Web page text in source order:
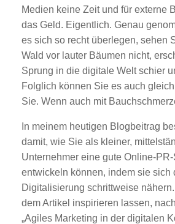
Medien keine Zeit und für externe
das Geld. Eigentlich. Genau
es sich so recht überlegen, sehen
Wald vor lauter Bäumen nicht,
Sprung in die digitale Welt schier
Folglich können Sie es auch
Sie. Wenn auch mit
In meinem heutigen Blogbeitrag
damit, wie Sie als kleiner,
Unternehmer eine gute Online-
entwickeln können, indem sie sich
Digitalisierung schrittweise
dem Artikel inspirieren lassen,
„Agiles Marketing in der digitalen